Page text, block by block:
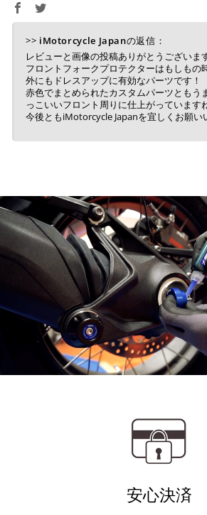
※ 楽天ポイントが貯まるのは楽天カ
ト・楽天ペイ残高でのお支払いに限
※ 現在楽天ペイでご使用頂けるクレ
Visa、Mastercard、JCBのみです。
キャッシュレス決済
が完了します。
※ ご利用には事前にPayPay、
必要です。
コンビニ決済(事前決済)
上記コンビニでお支払い頂けます。
入金確認が取れ次第、商品を手配さ
り、万が一過ぎてしまった場合は自
※ 税込300,000円以上のお買い物の
※ お支払いは現金のみとなります。
>> iMotorcycle Japanの返信：
レビューと画像の投稿ありがとうございま
フロントフォークプロテクターはもしもの
外にもドレスアップに有効なパーツです！
赤色でまとめられたカスタムパーツともう
っこいいフロント周りに仕上がっています
今後ともiMotorcycle Japanを宜しくお願い
安心決済